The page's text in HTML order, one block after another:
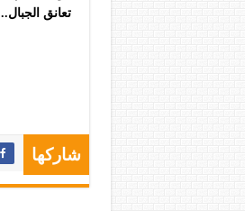
تعانق
شاركها